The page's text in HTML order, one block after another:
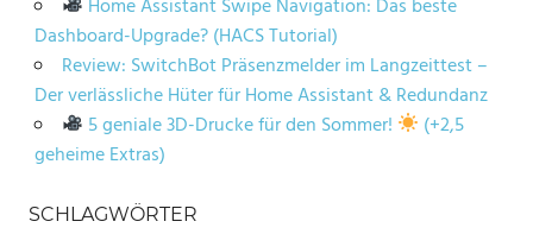
Home Assistant Swipe Navigation: Das beste
Dashboard-Upgrade? (HACS Tutorial)
Review: SwitchBot Präsenzmelder im Langzeittest –
Der verlässliche Hüter für Home Assistant & Redundanz
5 geniale 3D-Drucke für den Sommer!
(+2,5
geheime Extras)
SCHLAGWÖRTER